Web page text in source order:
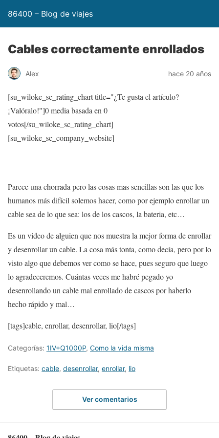
86400 – Blog de viajes
Cables correctamente enrollados
Alex hace 20 años
[su_wiloke_sc_rating_chart title="¿Te gusta el artículo?
¡Valóralo!"]0media basada en 0
votos[/su_wiloke_sc_rating_chart]
[su_wiloke_sc_company_website]
Parece una chorrada pero las cosas mas sencillas son las que los
humanos más difícil solemos hacer, como por ejemplo enrollar un
cable sea de lo que sea: los de los cascos, la bateria, etc…
Es un video de alguien que nos muestra la mejor forma de enrollar
y desenrollar un cable. La cosa más tonta, como decía, pero por lo
visto algo que debemos ver como se hace, pues seguro que luego
lo agradeceremos. Cuántas veces me habré pegado yo
desenrollando un cable mal enrollado de cascos por haberlo
hecho rápido y mal…
[tags]cable, enrollar, desenrollar, lio[/tags]
Categorías: 1IV+Q1000P, Como la vida misma
Etiquetas: cable, desenrollar, enrollar, lio
Ver comentarios